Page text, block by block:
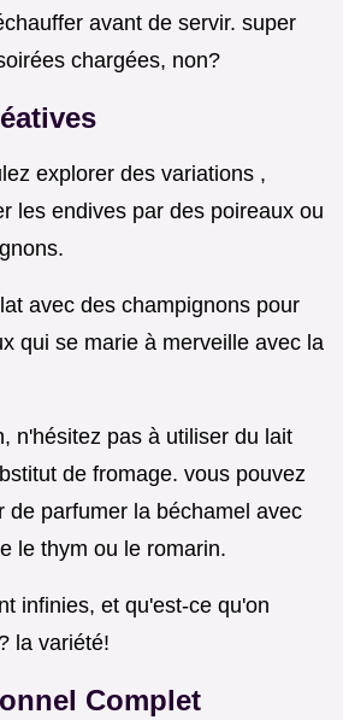
avant de servir. super
chargées, non?
explorer des variations ,
les endives par des poireaux ou
avec des champignons pour
qui se marie à merveille avec la
n'hésitez pas à utiliser du lait
de fromage. vous pouvez
de parfumer la béchamel avec
le thym ou le romarin.
infinies, et qu'est-ce qu'on
la variété!
Complet